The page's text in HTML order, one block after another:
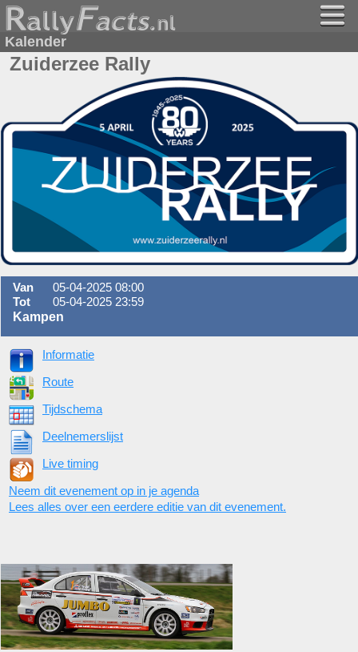
Kalender
Zuiderzee Rally
Van
05-04-2025 08:00
Tot
05-04-2025 23:59
Kampen
Informatie
Route
Tijdschema
Deelnemerslijst
Live timing
Neem dit evenement op in je agenda
Lees alles over een eerdere editie van dit evenement.